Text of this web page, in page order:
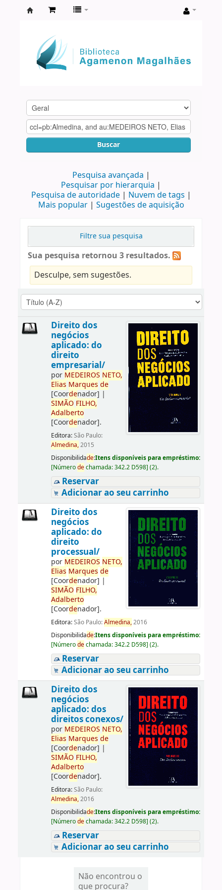
Agamenon
Magalhães
Buscar
Pesquisa avançada
Pesquisar por hierarquia
Pesquisa de autoridade
Nuvem de tags
Mais popular
Sugestões de aquisição
Filtre sua pesquisa
Sua pesquisa retornou 3 resultados.
Desculpe, sem sugestões.
Direito dos
negócios
aplicado: do
direito
empresarial/
por MEDEIROS NETO,
Elias Marques de
[Coordenador] |
SIMÃO FILHO,
Adalberto
[Coordenador].
Editora:São Paulo:
Almedina,2015
Disponibilidade:Itens disponíveis para empréstimo:
[Númerodechamada:342.2 D598] (2).
Reservar
Adicionar ao seu carrinho
Direito dos
negócios
aplicado: do
direito
processual/
por MEDEIROS NETO,
Elias Marques de
[Coordenador] |
SIMÃO FILHO,
Adalberto
[Coordenador].
Editora:São Paulo:Almedina,2016
Disponibilidade:Itens disponíveis para empréstimo:
[Númerodechamada:342.2 D598] (2).
Reservar
Adicionar ao seu carrinho
Direito dos
negócios
aplicado: dos
direitos conexos/
por MEDEIROS NETO,
Elias Marques de
[Coordenador] |
SIMÃO FILHO,
Adalberto
[Coordenador].
Editora:São Paulo:
Almedina,2016
Disponibilidade:Itens disponíveis para empréstimo:
[Númerodechamada:342.2 D598] (2).
Reservar
Adicionar ao seu carrinho
Não encontrou o
que procura?